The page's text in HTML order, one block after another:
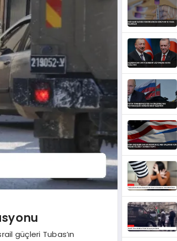
güçleri Tubas’ın